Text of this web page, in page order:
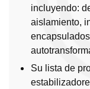
incluyendo:
aislamiento,
Su lista de